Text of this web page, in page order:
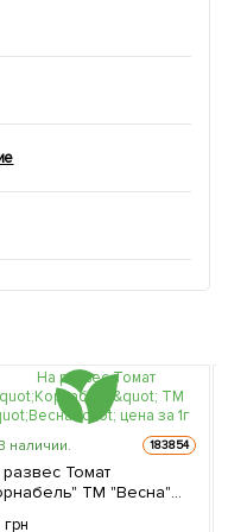
наличии. 183854
Томат
ТМ "Весна"
за 1г
грн